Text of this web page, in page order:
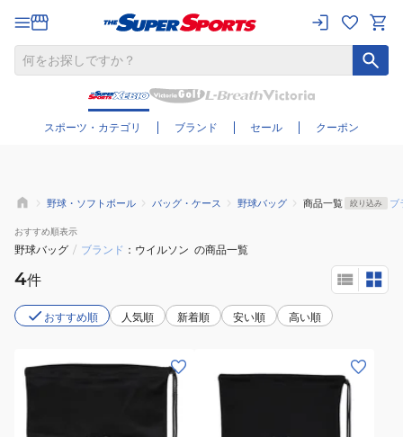
スポーツ・カテゴリ ブランド セール クーポン
さらに絞り込む
野球・ソフトボール バッグ・ケース 野球バッグ 商品一覧 絞り込み ブ
おすすめ順表示
野球バッグ / ブランド ウイルソン の商品一覧
4件
おすすめ順 人気順 新着順 安い順 高い順
ン
レ